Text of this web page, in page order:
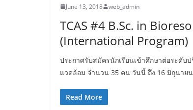
June 13, 2018 web_admin
TCAS #4 B.Sc. in
(International Program)
ประกาศรับสมัครนักเรียนเข้าศึกษาต่อระดั
แวดล้อม จำนวน 35 คน วันนี้ ถึง 16 มิถุนาย
Read More